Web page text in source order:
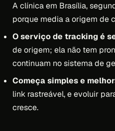
A clínica em Brasília,
porque media a origem de
O serviço de tracking é
de origem; ela não tem
continuam no sistema de
Começa simples e
link rastreável, e evoluir
cresce.